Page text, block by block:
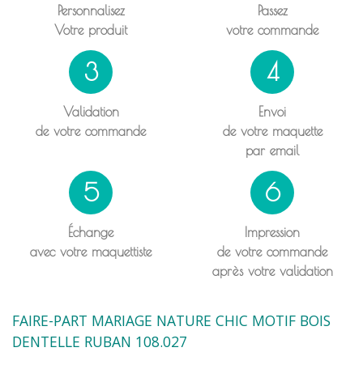
Personnalisez
Votre produit
Passez
votre commande
3
Validation
de votre commande
4
Envoi
de votre maquette
par email
5
Échange
avec votre maquettiste
6
Impression
de votre commande
après votre validation
FAIRE-PART MARIAGE NATURE CHIC MOTIF BOIS
DENTELLE RUBAN 108.027